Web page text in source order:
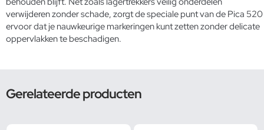
verwijderen zonder schade, zorgt de speciale punt van de Pica 520
ervoor dat je nauwkeurige markeringen kunt zetten zonder delicate
oppervlakken te beschadigen.
Gerelateerde producten